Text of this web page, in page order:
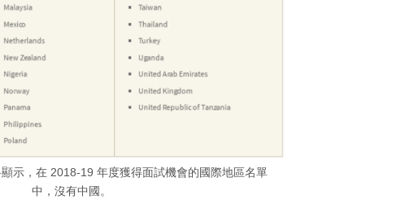
示，在 2018-19 年度獲得面試機會的國際地區名單
中，沒有中國。